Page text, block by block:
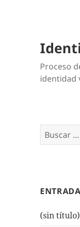
Proceso
identidad
Buscar:
(sin título)